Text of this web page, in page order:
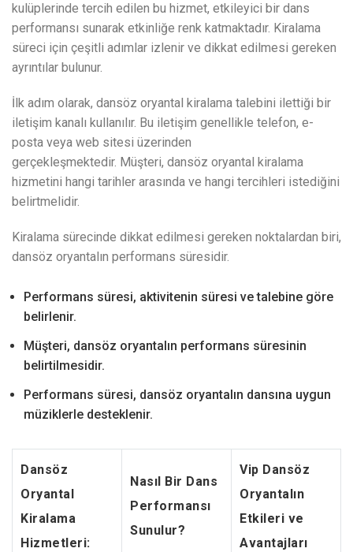
kulüplerinde tercih edilen bu hizmet, etkileyici bir dans
performansı sunarak etkinliğe renk katmaktadır. Kiralama
süreci için çeşitli adımlar izlenir ve dikkat edilmesi gereken
ayrıntılar bulunur.
İlk adım olarak, dansöz oryantal kiralama talebini ilettiği bir
iletişim kanalı kullanılır. Bu iletişim genellikle telefon, e-
posta veya web sitesi üzerinden
gerçekleşmektedir. Müşteri, dansöz oryantal kiralama
hizmetini hangi tarihler arasında ve hangi tercihleri ​​istediğini
belirtmelidir.
Kiralama sürecinde dikkat edilmesi gereken noktalardan biri,
dansöz oryantalın performans süresidir.
Performans süresi, aktivitenin süresi ve talebine göre
belirlenir.
Müşteri, dansöz oryantalın performans süresinin
belirtilmesidir.
Performans süresi, dansöz oryantalın dansına uygun
müziklerle desteklenir.
Dansöz
Oryantal
Kiralama
Hizmetleri:
Nasıl Bir Dans
Performansı
Sunulur?
Vip Dansöz
Oryantalın
Etkileri ve
Avantajları